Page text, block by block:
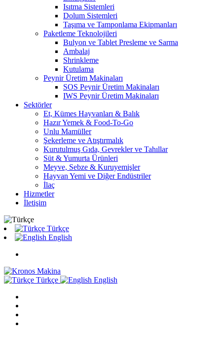
Isıtma Sistemleri
Dolum Sistemleri
Taşıma ve Tamponlama Ekipmanları
Paketleme Teknolojileri
Bulyon ve Tablet Presleme ve Sarma
Ambalaj
Shrinkleme
Kutulama
Peynir Üretim Makinaları
SOS Peynir Üretim Makinaları
IWS Peynir Üretim Makinaları
Sektörler
Et, Kümes Hayvanları & Balık
Hazır Yemek & Food-To-Go
Unlu Mamüller
Şekerleme ve Atıştırmalık
Kurutulmuş Gıda, Gevrekler ve Tahıllar
Süt & Yumurta Ürünleri
Meyve, Sebze & Kuruyemişler
Hayvan Yemi ve Diğer Endüstriler
İlaç
Hizmetler
İletişim
Türkçe
English
Türkçe English